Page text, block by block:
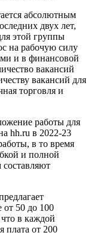
абсолютным
двух лет,
этой группы
на рабочую силу
и в финансовой
вакансий
вакансий для
торговля и
работы для
hh.ru в 2022-23
в то время
и полной
от 50 до 100
в каждой
плата от 200